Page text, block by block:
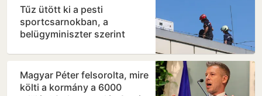
Tűz ütött ki a pesti
sportcsarnokban, a
belügyminiszter szerint
bajnokság
Magyar Péter felsorolta, mire
költi a kormány a 6000